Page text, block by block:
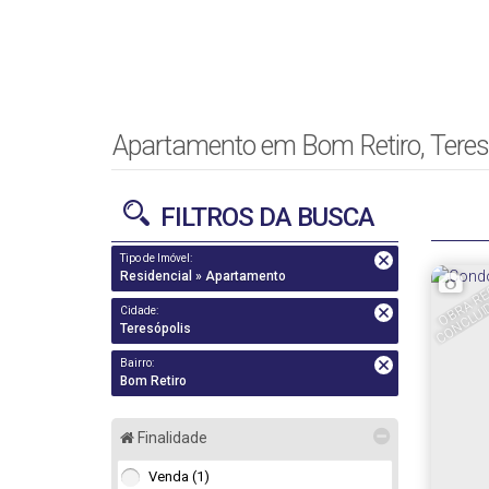
Apartamento em Bom Retiro,
FILTROS DA BUSCA
Tipo de Imóvel:
Residencial » Apartamento
Cidade:
Teresópolis
Bairro:
Bom Retiro
Finalidade
Venda (1)